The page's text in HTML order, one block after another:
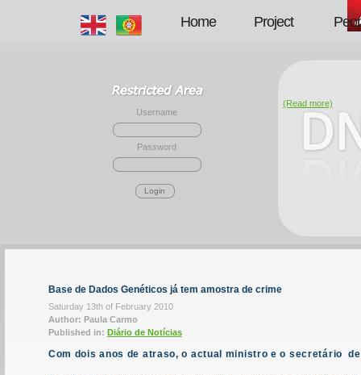
(Read more)
Username
Password
Login
Home Project
Base de Dados Genéticos já tem amostra de crime
Saturday 13th of February 2010
Author: Paula Carmo
Published in: Diário de Notícias
Com dois anos de atraso, o actual ministro e o secretário